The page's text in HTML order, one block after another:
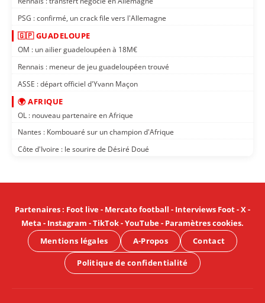
PSG : confirmé, un crack file vers l'Allemagne
🇬🇵 GUADELOUPE
OM : un ailier guadeloupéen à 18M€
Rennais : meneur de jeu guadeloupéen trouvé
ASSE : départ officiel d'Yvann Maçon
🌍 AFRIQUE
OL : nouveau partenaire en Afrique
Nantes : Kombouaré sur un champion d'Afrique
Côte d'Ivoire : le sourire de Désiré Doué
Partenaires: Foot live- Mercato football - Interviews Foot-X-
Meta - Instagram -TikTok-YouTube- Paramètres cookies.
Mentions légales
A-Propos Contact
Politique de confidentialité